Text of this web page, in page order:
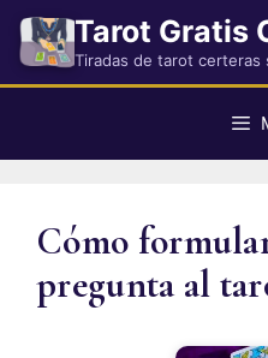
Saltar
contenido
Tarot Gratis
Tiradas de tarot certeras
Cómo
pregunta al